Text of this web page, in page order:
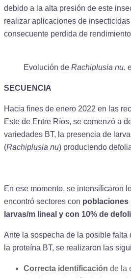
debido a la alta presión de este
realizar aplicaciones de
consecuente perdida de
Evolución de Rachiplusia nu.
SECUENCIA
Hacia fines de enero 2022 en las
Este de Entre Ríos, se comenzó a
variedades BT, la presencia de
(Rachiplusia nu) produciendo
En ese momento, se intensificaron
encontró sectores con poblaciones
larvas/m lineal y con 10% de
Ante la sospecha de la posible falta
la proteína BT, se realizaron las
Correcta identificación de la